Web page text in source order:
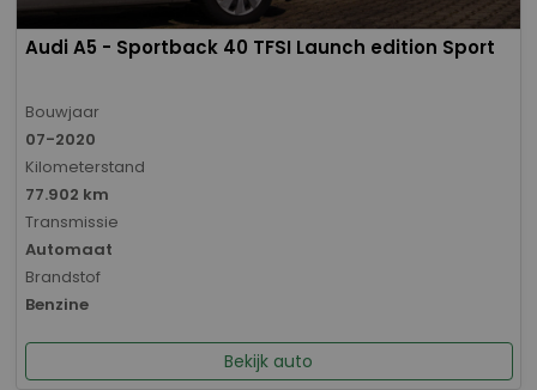
Audi A5 - Sportback 40 TFSI Launch edition Sport
Bouwjaar
07-2020
Kilometerstand
77.902 km
Transmissie
Automaat
Brandstof
Benzine
Bekijk auto